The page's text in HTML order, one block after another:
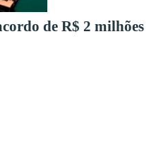
de R$ 2 milhões